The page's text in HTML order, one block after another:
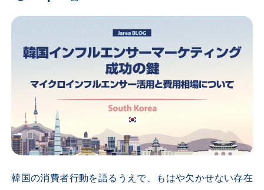
韓国の消費者行動を語るうえで、もはや欠かせない存在